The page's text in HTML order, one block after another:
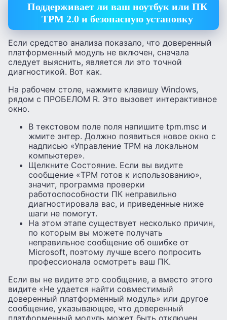
Поддерживает ли ваш ноутбук или ПК
TPM 2.0 и безопасную установку
Если средство анализа показало, что доверенный
платформенный модуль не включен, сначала
следует выяснить, является ли это точной
диагностикой. Вот как.
На рабочем столе, нажмите клавишу Windows,
рядом с ПРОБЕЛОМ R. Это вызовет интерактивное
окно.
В текстовом поле поля напишите tpm.msc и
жмите энтер. Должно появиться новое окно с
надписью «Управление TPM на локальном
компьютере».
Щелкните Состояние. Если вы видите
сообщение «TPM готов к использованию»,
значит, программа проверки
работоспособности ПК неправильно
диагностировала вас, и приведенные ниже
шаги не помогут.
На этом этапе существует несколько причин,
по которым вы можете получать
неправильное сообщение об ошибке от
Microsoft, поэтому лучше всего попросить
профессионала осмотреть ваш ПК.
Если вы не видите это сообщение, а вместо этого
видите «Не удается найти совместимый
доверенный платформенный модуль» или другое
сообщение, указывающее, что доверенный